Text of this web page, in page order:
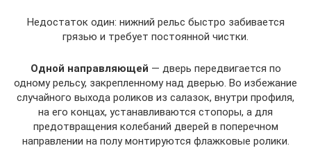
Недостаток один: нижний рельс быстро забивается
грязью и требует постоянной чистки.
Одной направляющей — дверь передвигается по
одному рельсу, закрепленному над дверью. Во избежание
случайного выхода роликов из салазок, внутри профиля,
на его концах, устанавливаются стопоры, а для
предотвращения колебаний дверей в поперечном
направлении на полу монтируются флажковые ролики.